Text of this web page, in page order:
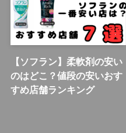
【ソフラン】柔軟剤の安い
のはどこ？値段の安いおす
すめ店舗ランキング